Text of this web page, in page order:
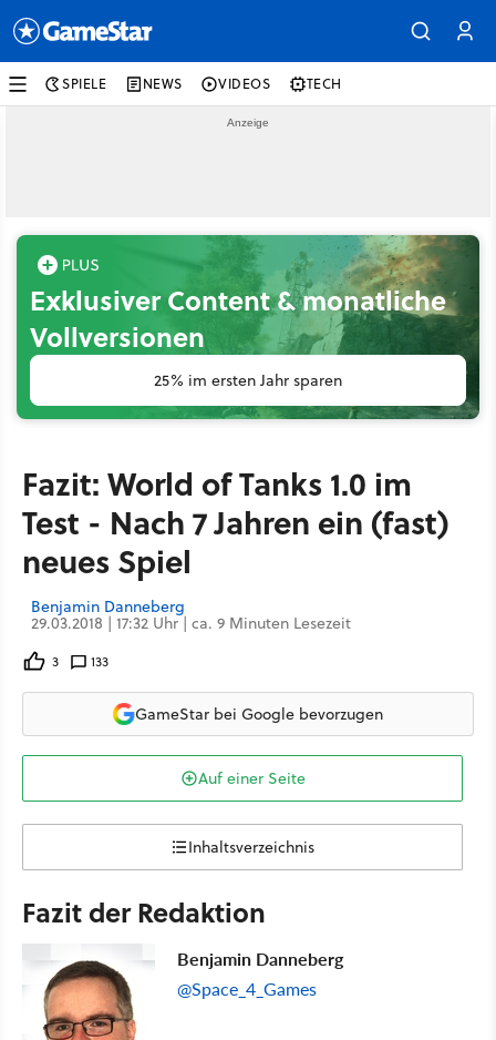
SPIELE NEWS VIDEOS TECH
Exklusiver Content & monatliche
Vollversionen
25% im ersten Jahr sparen
Fazit: World of Tanks 1.0 im
Test - Nach 7 Jahren ein (fast)
neues Spiel
Benjamin Danneberg
29.03.2018 | 17:32 Uhr | ca. 9 Minuten Lesezeit
3 133
GameStar bei Google bevorzugen
Auf einer Seite
Inhaltsverzeichnis
Fazit der Redaktion
Benjamin Danneberg
@Space_4_Games